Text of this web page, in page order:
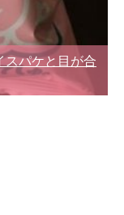
パケと目が合